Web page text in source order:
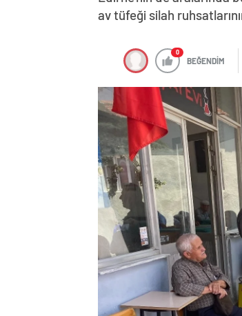
av tüfeği silah
0
BEĞENDİM